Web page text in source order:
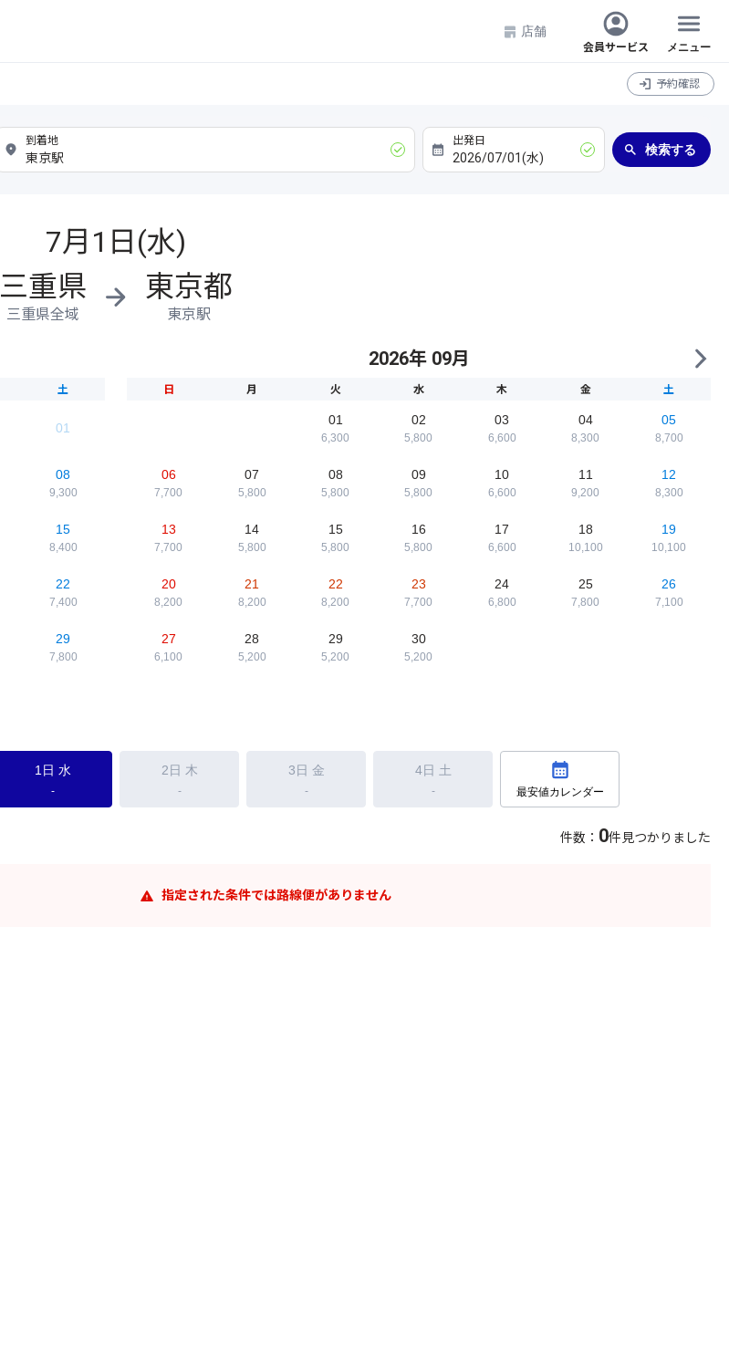
店舗
会員サービス メニュー
予約確認
検索する
7月1日(水)
三重県
三重県全域
東京都
東京駅
土
01
08
9,300
15
8,400
22
7,400
29
7,800
2026年 09月
日 月 火 水 木 金 土
01
6,300
02
5,800
03
6,600
04
8,300
05
8,700
06
7,700
07
5,800
08
5,800
09
5,800
10
6,600
11
9,200
12
8,300
13
7,700
14
5,800
15
5,800
16
5,800
17
6,600
18
10,100
19
10,100
20
8,200
21
8,200
22
8,200
23
7,700
24
6,800
25
7,800
26
7,100
27
6,100
28
5,200
29
5,200
30
5,200
1日 水
-
2日 木
-
3日 金
-
4日 土
- 最安値カレンダー
件数： 0件見つかりました
指定された条件では路線便がありません